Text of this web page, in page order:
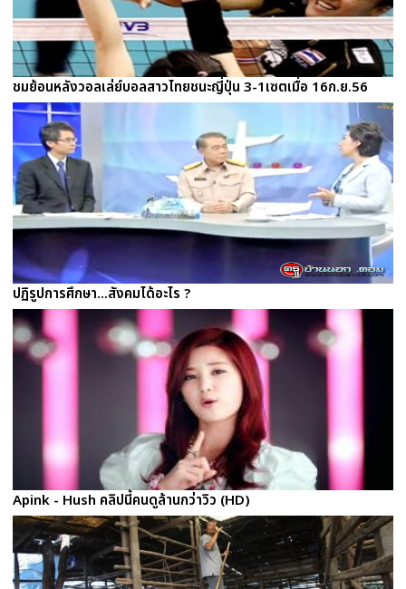
ชมย้อนหลังวอลเล่ย์บอลสาวไทยชนะญี่ปุ่น 3-1เซตเมื่อ 16ก.ย.56
ปฏิรูปการศึกษา...สังคมได้อะไร ?
Apink - Hush คลิปนี้คนดูล้านกว่าวิว (HD)